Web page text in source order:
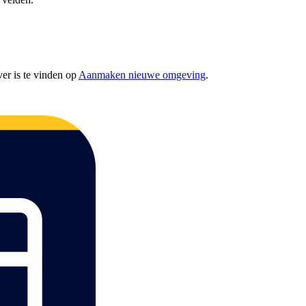
is te vinden op Aanmaken nieuwe omgeving.